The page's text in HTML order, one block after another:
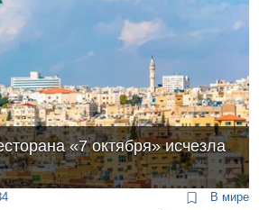
«7 октября» исчезла
В мире